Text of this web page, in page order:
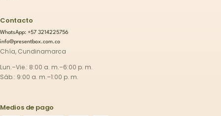
Contacto
WhatsApp: +57 3214225756
info@presentbox.com.co
Chía, Cundinamarca
Lun.–Vie.: 8:00 a. m.–6:00 p. m.
Sáb.: 9:00 a. m.–1:00 p. m.
Medios de pago